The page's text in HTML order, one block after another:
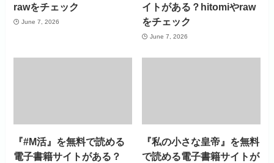
rawをチェック
June 7, 2026
イトがある？hitomiやraw
をチェック
June 7, 2026
『#M活』を無料で読める
電子書籍サイトがある？
『私の小さな皇帝』を無料
で読める電子書籍サイトが